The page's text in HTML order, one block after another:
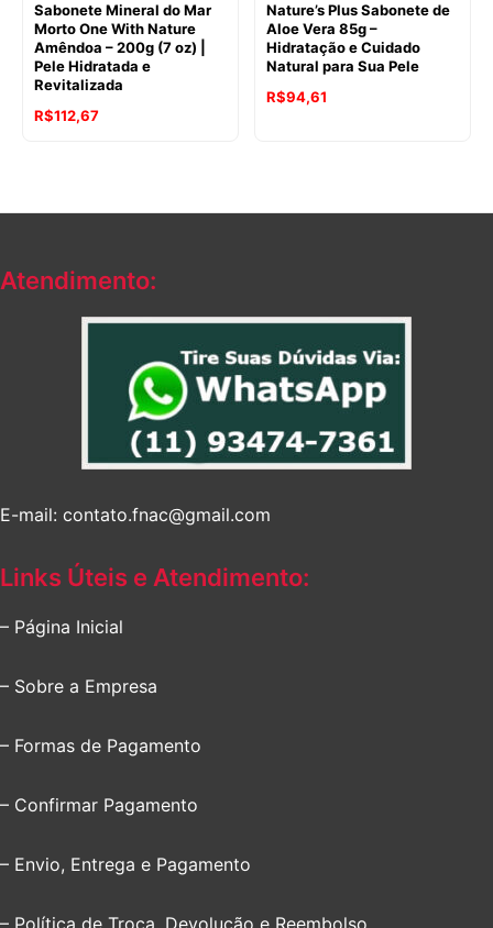
Sabonete Mineral do Mar
Morto One With Nature
Amêndoa – 200g (7 oz) |
Pele Hidratada e
Revitalizada
R$112,67
Nature’s Plus Sabonete de
Aloe Vera 85g –
Hidratação e Cuidado
Natural para Sua Pele
R$94,61
Atendimento:
E-mail: contato.fnac@gmail.com
Links Úteis e Atendimento:
– Página Inicial
– Sobre a Empresa
– Formas de Pagamento
– Confirmar Pagamento
– Envio, Entrega e Pagamento